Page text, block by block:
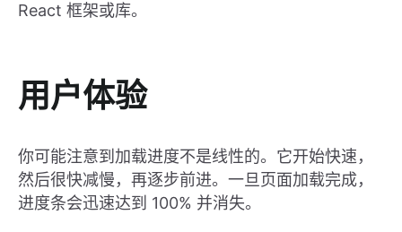
React 框架或库。
用户体验
你可能注意到加载进度不是线性的。它开始快速，
然后很快减慢，再逐步前进。一旦页面加载完成，
进度条会迅速达到 100% 并消失。